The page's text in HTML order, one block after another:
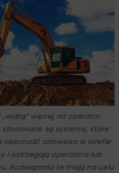
więcej niż operator.
są systemy, które
człowieka w strefie
i ostrzegają operatora lub
Rozwiązania te mają na celu